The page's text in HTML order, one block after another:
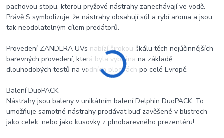
pachovou stopu, kterou pryžové nástrahy zanechávají ve vodě.
Právě S symbolizuje, že nástrahy obsahují sůl a rybí aroma a jsou
tak neodolatelným cílem predátorů.
Provedení ZANDERA UVs nabízí širokou škálu těch nejúčinnějších
barevných provedení, která byla vybrána na základě
dlouhodobých testů na vodních plochách po celé Evropě.
Balení DuoPACK
Nástrahy jsou baleny v unikátním balení Delphin DuoPACK. To
umožňuje samotné nástrahy prodávat buď zavěšené v blistrech
jako celek, nebo jako kusovky z plnobarevného prezentéru!